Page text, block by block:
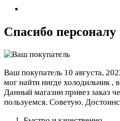
Спасибо
Ваш покупатель 10 августа,
мог найти нигде холодильник ,
Данный магазин привез заказ
пользуемся. Советую.